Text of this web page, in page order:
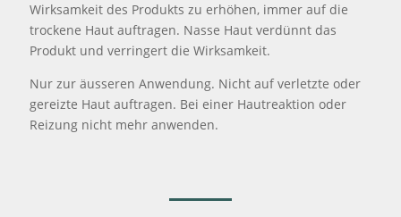
Wirksamkeit des Produkts zu erhöhen, immer auf die
trockene Haut auftragen. Nasse Haut verdünnt das
Produkt und verringert die Wirksamkeit.
Nur zur äusseren Anwendung. Nicht auf verletzte oder
gereizte Haut auftragen. Bei einer Hautreaktion oder
Reizung nicht mehr anwenden.